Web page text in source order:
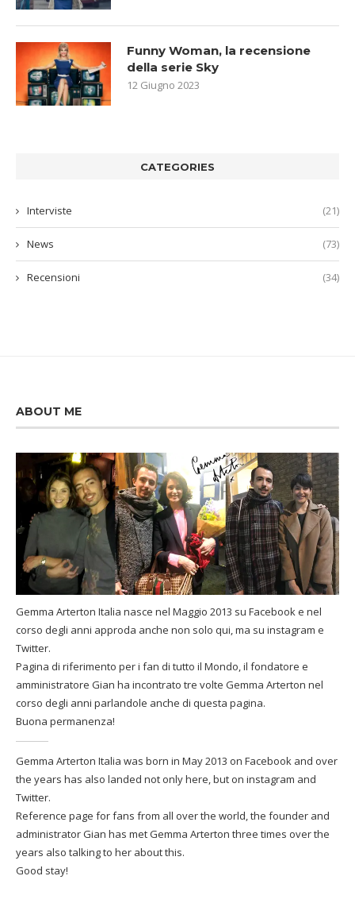
Funny Woman, la recensione
della serie Sky
12 Giugno 2023
CATEGORIES
Interviste (21)
News (73)
Recensioni (34)
ABOUT ME
Gemma Arterton Italia nasce nel Maggio 2013 su Facebook e nel
corso degli anni approda anche non solo qui, ma su instagram e
Twitter.
Pagina di riferimento per i fan di tutto il Mondo, il fondatore e
amministratore Gian ha incontrato tre volte Gemma Arterton nel
corso degli anni parlandole anche di questa pagina.
Buona permanenza!
Gemma Arterton Italia was born in May 2013 on Facebook and over
the years has also landed not only here, but on instagram and
Twitter.
Reference page for fans from all over the world, the founder and
administrator Gian has met Gemma Arterton three times over the
years also talking to her about this.
Good stay!